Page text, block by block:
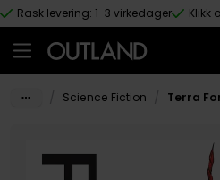
Hopp til hovedinnhold
Rask levering: 1-3 virkedager Klikk
Science Fiction Terra